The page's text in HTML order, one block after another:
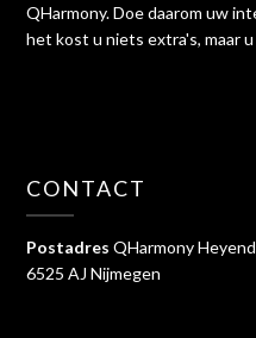
QHarmony. Doe daarom uw
het kost u niets extra's, maar
CONTACT
Postadres QHarmony
6525 AJ Nijmegen